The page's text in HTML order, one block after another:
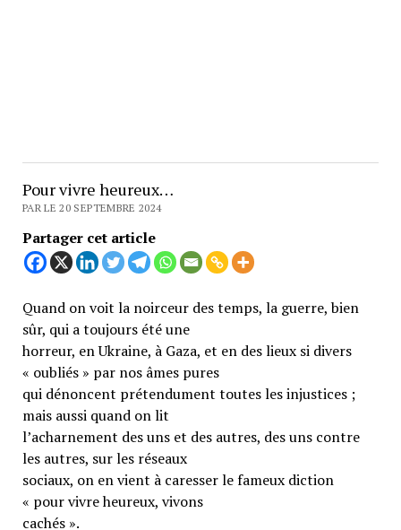
Pour vivre heureux…
PAR LE 20 SEPTEMBRE 2024
Partager cet article
Quand on voit la noirceur des temps, la guerre, bien
sûr, qui a toujours été une
horreur, en Ukraine, à Gaza, et en des lieux si divers
« oubliés » par nos âmes pures
qui dénoncent prétendument toutes les injustices ;
mais aussi quand on lit
l’acharnement des uns et des autres, des uns contre
les autres, sur les réseaux
sociaux, on en vient à caresser le fameux diction
« pour vivre heureux, vivons
cachés ».